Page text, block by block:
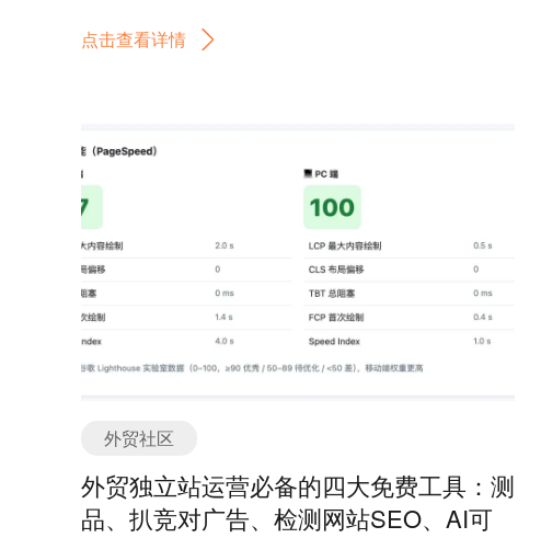
技巧（如Moz Pro、Keyword Explorer）及白帽技术，其
数据驱动著称。内容涵盖关键词研究、外链建设、竞品
分析等实战教程，擅长通过案例拆解复杂算法（如
Google E-E-A-T）。文章附带免费工具（如Ahrefs
Webmaster Tools），适合追求深度数据解读的SEOer。
SEMrush Blog网址：https://www.semrush.com/blog/简
介：聚焦SEO工具应用与流量增长方法论，提供关键词
规划、网站审计、内容优化等场景化指南。特色栏目包
括行业报告（如《流量获取现状报告》）及竞品反向工
程技巧，适合企业级SEO策略制定者。 Yoast SEO Blog
网址：https://yoast.com/blog/简介：WordPress站长必
SEO）、结构化数据、网站速度优化等实战技巧。内容
新闻与算法追踪（实时更新） Search Engine Land网
址：https://searchengineland.com简介：由搜索引擎领
点击查看详情
外贸社区
外贸独立站运营必备的四大免费工具：测
品、扒竞对广告、检测网站SEO、AI可